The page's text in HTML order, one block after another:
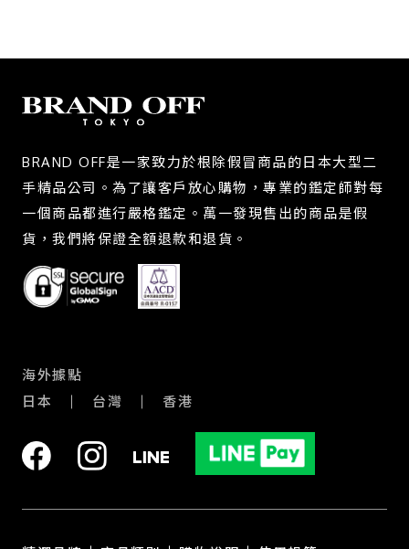
BRAND OFF是一家致力於根除假冒商品的日本大型二
手精品公司。為了讓客戶放心購物，專業的鑑定師對每
一個商品都進行嚴格鑑定。萬一發現售出的商品是假
貨，我們將保證全額退款和退貨。
海外據點
日本
台灣 香港